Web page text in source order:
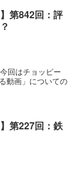
第842回：評
回はチョッピー
動画」についての
第227回：鉄